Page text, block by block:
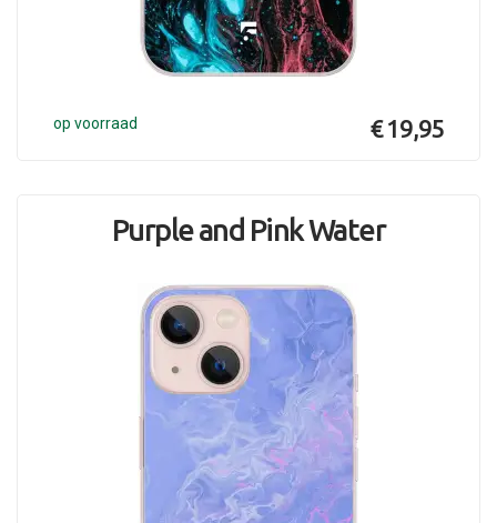
op voorraad € 19,95
Purple and Pink Water